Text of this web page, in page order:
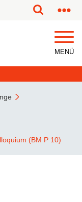
MENÜ
(BM P 10)